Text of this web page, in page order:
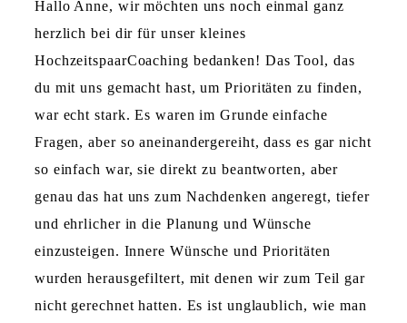
Hallo Anne, wir möchten uns noch einmal ganz
herzlich bei dir für unser kleines
HochzeitspaarCoaching bedanken! Das Tool, das
du mit uns gemacht hast, um Prioritäten zu finden,
war echt stark. Es waren im Grunde einfache
Fragen, aber so aneinandergereiht, dass es gar nicht
so einfach war, sie direkt zu beantworten, aber
genau das hat uns zum Nachdenken angeregt, tiefer
und ehrlicher in die Planung und Wünsche
einzusteigen. Innere Wünsche und Prioritäten
wurden herausgefiltert, mit denen wir zum Teil gar
nicht gerechnet hatten. Es ist unglaublich, wie man